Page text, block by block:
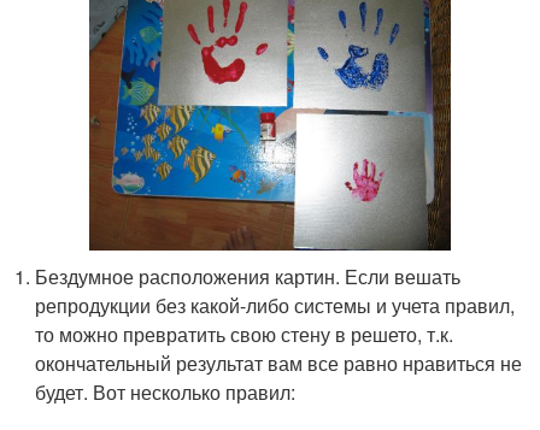
Бездумное расположения картин. Если вешать
репродукции без какой-либо системы и учета правил,
то можно превратить свою стену в решето, т.к.
окончательный результат вам все равно нравиться не
будет. Вот несколько правил: